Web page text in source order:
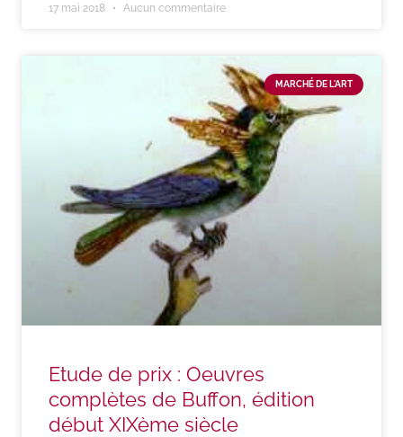
17 mai 2018 Aucun commentaire
MARCHÉ DE L'ART
Etude de prix : Oeuvres
complètes de Buffon, édition
début XIXème siècle